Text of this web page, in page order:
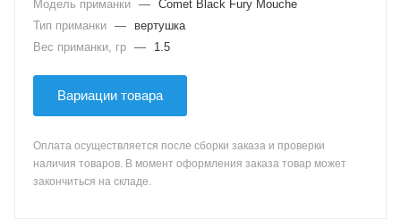
Модель приманки — Comet Black Fury Mouche
Тип приманки —
вертушка
Вес приманки, гр — 1.5
Вариации товара
Оплата осуществляется после сборки заказа и проверки
наличия товаров. В момент оформления заказа товар может
закончиться на складе.